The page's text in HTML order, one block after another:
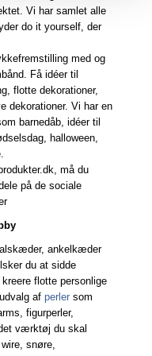
Vi har samlet alle
do it yourself, der
med og
Få idéer til
flotte dekorationer,
dekorationer. Vi har en
barnedåb, idéer til
halloween,
må du
på de sociale
ankelkæder
du at sidde
flotte personlige
af perler som
figurperler,
værktøj du skal
snøre,